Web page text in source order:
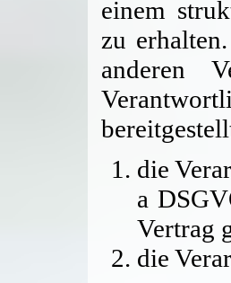
einem
zu
anderen
die
a
Vertrag
die